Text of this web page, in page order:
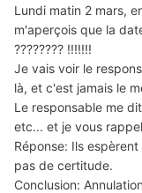
Lundi matin 2 mars,
m'aperçois que la
???????? !!!!!!!
Je vais voir le
là, et c'est jamais le
Le responsable me
etc... et je vous
Réponse: Ils
pas de certitude.
Conclusion: